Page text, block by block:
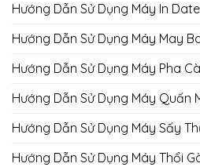
Hướng Dẫn Sử Dụng Máy In Date
Hướng Dẫn Sử Dụng Máy May
Hướng Dẫn Sử Dụng Máy Pha
Hướng Dẫn Sử Dụng Máy Quấn
Hướng Dẫn Sử Dụng Máy Sấy
Hướng Dẫn Sử Dụng Máy Thổi